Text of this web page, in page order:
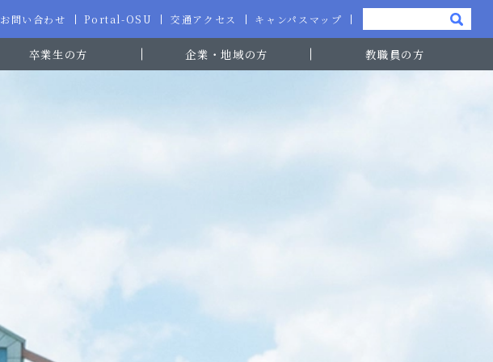
お問い合わせ Portal-OSU 交通アクセス キャンパスマップ
卒業生の方 企業・地域の方 教職員の方